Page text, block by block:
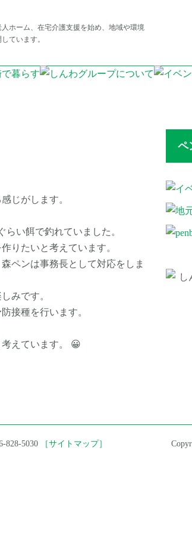
ホーム、在宅介護支援を始め、地域や環境
ています。
じがします。
い餌で釣れていました。
りたいと考えています。
ペンは事務長として対応をしま
みです。
接種を行います。
えています。 😀
ペ
828-5030 ［サイトマップ］